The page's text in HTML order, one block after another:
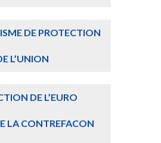
DE PROTECTION
L’UNION
DE L’EURO
LA CONTREFACON